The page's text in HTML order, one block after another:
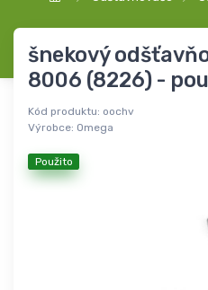
šnekový
8006 (8226) -
Kód produktu: oochv
Výrobce: Omega
Použito